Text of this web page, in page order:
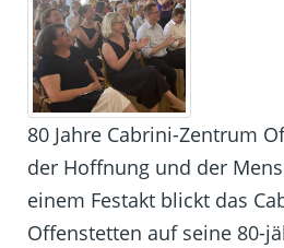
80 Jahre Cabrini-Zentrum
der Hoffnung und der
einem Festakt blickt das
Offenstetten auf seine 80-